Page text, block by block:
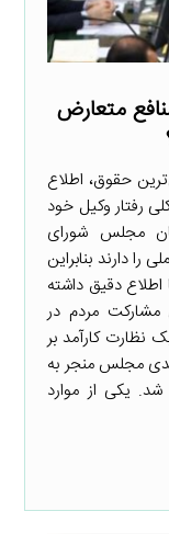
متعارض
حقوق، اطلاع
رفتار وکیل خود
مجلس شورای
دارند بنابراین
دقیق داشته
مشارکت مردم در
نظارت کارآمد بر
مجلس منجر به
یکی از موارد